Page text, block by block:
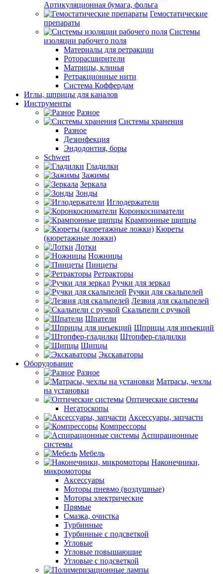
Артикуляционная бумага, фольга
Гемостатические
препараты
Системы
изоляции рабочего поля
Материалы для ретракции
Роторасширители
Матрицы, клинья
Ретракционные нити
Система Коффердам
Иглы, шприцы для каналов
Инструменты
Разное
Системы хранения
Разное
Дезинфекция
Эндодонтия, боры
Schwert
Гладилки
Зажимы
Зеркала
Зонды
Иглодержатели
Коронкосниматели
Крампонные щипцы
Кюреты
(кюретажные ложки)
Лотки
Ножницы
Пинцеты
Ретракторы
Ручки для зеркал
Ручки для скальпелей
Лезвия для скальпелей
Скальпели с ручкой
Шпатели
Шприцы для инъекций
Штопфер-гладилки
Щипцы
Экскаваторы
Оборудование
Разное
Матрасы, чехлы
на установки
Оптические системы
Негатоскопы
Аксессуары, запчасти
Компрессоры
Аспирационные
системы
Мебель
Наконечники,
микромоторы
Аксессуары
Моторы пневмо (воздушные)
Моторы электрические
Прямые
Смазка, очистка
Турбинные
Турбинные с подсветкой
Угловые
Угловые повышающие
Угловые с подсветкой